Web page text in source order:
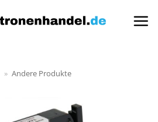
» Andere Produkte